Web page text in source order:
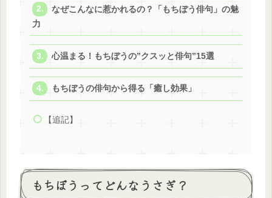
なぜこんなに惹かれるの？「もちぼう俳句」の魅
力
心温まる！もちぼうの”クスッと俳句”15選
もちぼうの俳句から得る「癒し効果」
【追記】
もちぼうってどんなうさぎ？